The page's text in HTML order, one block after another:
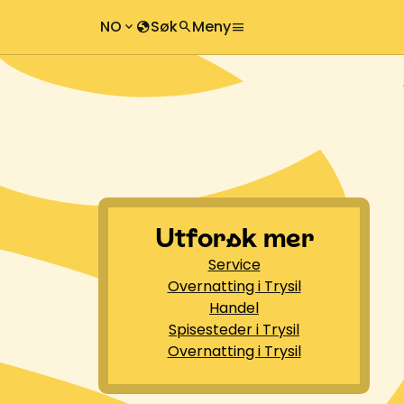
NO keyboard_arrow_down globeSøksearchMenymenu
Utforsk mer
Service
Overnatting i Trysil
Handel
Spisesteder i Trysil
Overnatting i Trysil